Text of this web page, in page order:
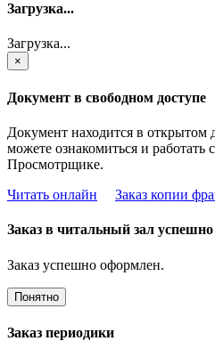
Загрузка...
Загрузка...
×
Документ в свободном доступе
Документ находится в
можете ознакомиться и
Просмотрщике.
Читать онлайн
Заказ копии
Заказ в читальный зал
Заказ успешно оформлен.
Понятно
Заказ периодики